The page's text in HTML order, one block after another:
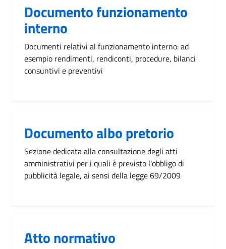
Documento funzionamento
interno
Documenti relativi al funzionamento interno: ad
esempio rendimenti, rendiconti, procedure, bilanci
consuntivi e preventivi
Documento albo pretorio
Sezione dedicata alla consultazione degli atti
amministrativi per i quali è previsto l'obbligo di
pubblicità legale, ai sensi della legge 69/2009
Atto normativo